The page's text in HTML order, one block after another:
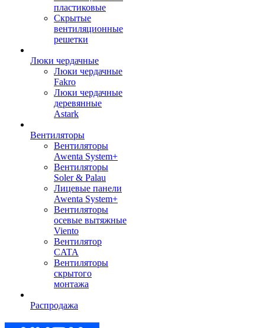
пластиковые
Скрытые
вентиляционные
решетки
Люки чердачные
Люки чердачные
Fakro
Люки чердачные
деревянные
Astark
Вентиляторы
Вентиляторы
Awenta System+
Вентиляторы
Soler & Palau
Лицевые панели
Awenta System+
Вентиляторы
осевые вытяжные
Viento
Вентилятор
CATA
Вентиляторы
скрытого
монтажа
Распродажа